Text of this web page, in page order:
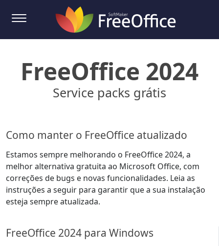
FreeOffice 2024
Service packs grátis
Como manter o FreeOffice atualizado
Estamos sempre melhorando o FreeOffice 2024, a
melhor alternativa gratuita ao Microsoft Office, com
correções de bugs e novas funcionalidades. Leia as
instruções a seguir para garantir que a sua instalação
esteja sempre atualizada.
FreeOffice 2024 para Windows